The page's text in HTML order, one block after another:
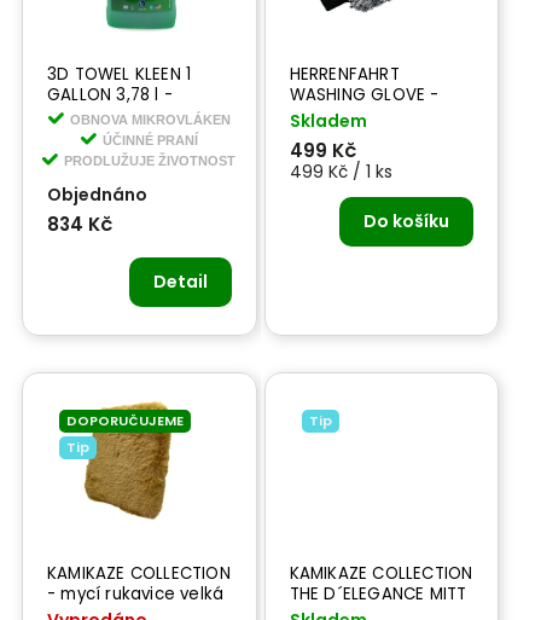
3D TOWEL KLEEN 1
GALLON 3,78 l -
tekuté mýdlo na
praní
OBNOVA MIKROVLÁKEN
ÚČINNÉ PRANÍ
PRODLUŽUJE ŽIVOTNOST
Objednáno
834 Kč
Detail
HERRENFAHRT
WASHING GLOVE -
mycí rukavice
Skladem
499 Kč
499 Kč / 1 ks
Do košíku
DOPORUČUJEME
Tip
KAMIKAZE COLLECTION
- mycí rukavice velká
Tip
KAMIKAZE COLLECTION
THE D´ELEGANCE MITT
SET 2 ks - mycí